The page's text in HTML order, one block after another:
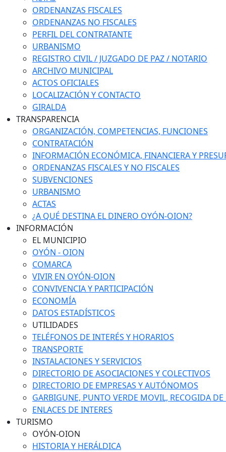
ORDENANZAS FISCALES
ORDENANZAS NO FISCALES
PERFIL DEL CONTRATANTE
URBANISMO
REGISTRO CIVIL / JUZGADO DE PAZ / NOTARIO
ARCHIVO MUNICIPAL
ACTOS OFICIALES
LOCALIZACIÓN Y CONTACTO
GIRALDA
TRANSPARENCIA
ORGANIZACIÓN, COMPETENCIAS, FUNCIONES
CONTRATACIÓN
INFORMACIÓN ECONÓMICA, FINANCIERA Y
ORDENANZAS FISCALES Y NO FISCALES
SUBVENCIONES
URBANISMO
ACTAS
¿A QUÉ DESTINA EL DINERO OYÓN-OION?
INFORMACIÓN
EL MUNICIPIO
OYÓN - OION
COMARCA
VIVIR EN OYÓN-OION
CONVIVENCIA Y PARTICIPACIÓN
ECONOMÍA
DATOS ESTADÍSTICOS
UTILIDADES
TELÉFONOS DE INTERÉS Y HORARIOS
TRANSPORTE
INSTALACIONES Y SERVICIOS
DIRECTORIO DE ASOCIACIONES Y COLECTIVOS
DIRECTORIO DE EMPRESAS Y AUTÓNOMOS
GARBIGUNE, PUNTO VERDE MOVIL, RECOGIDA DE
ENLACES DE INTERES
TURISMO
OYÓN-OION
HISTORIA Y HERÁLDICA